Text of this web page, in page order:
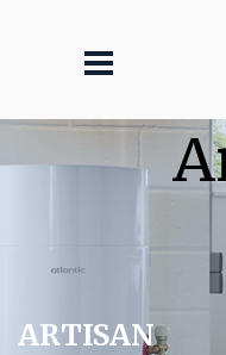
ARTISAN